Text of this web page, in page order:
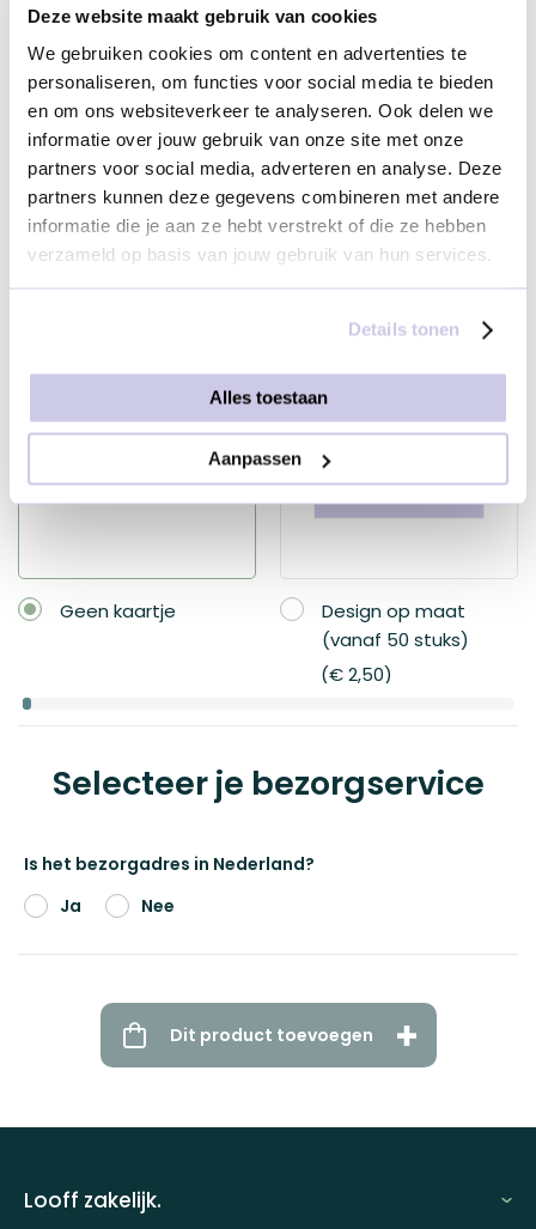
Deze website maakt gebruik van cookies
We gebruiken cookies om content en advertenties te
personaliseren, om functies voor social media te bieden
en om ons websiteverkeer te analyseren. Ook delen we
informatie over jouw gebruik van onze site met onze
partners voor social media, adverteren en analyse. Deze
partners kunnen deze gegevens combineren met andere
informatie die je aan ze hebt verstrekt of die ze hebben
verzameld op basis van jouw gebruik van hun services.
Details tonen
Alles toestaan
Aanpassen
Tony's Chocolonely |
Je wordt bedankt |
180 gr.
€ 7,95
Tony's Chocolonely |
Blij met jou | 180 gr.
€ 7,95
Voeg je kaartje toe
Geen kaartje
Design op maat
(vanaf 50 stuks)
€ 2,50
Selecteer je bezorgservice
Is het bezorgadres in Nederland?
Ja
Nee
Dit product toevoegen
Looff zakelijk.